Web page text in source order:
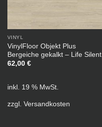
VINYL
VinylFloor Objekt Plus
Bergeiche gekalkt – Life Silent
62,00 €
inkl. 19 % MwSt.
zzgl. Versandkosten